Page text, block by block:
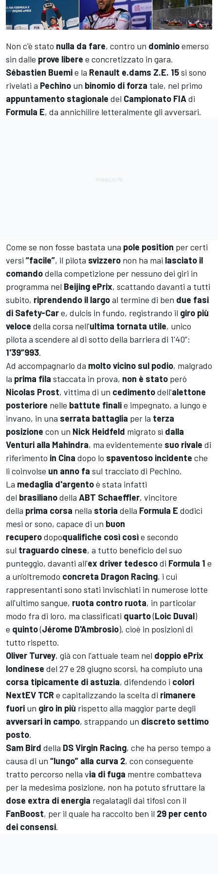
Non c'è stato nulla da fare, contro un dominioemerso
sin dalle prove libere e concretizzato in gara.
Sébastien Buemie la Renault e.dams Z.E. 15si sono
rivelati a Pechino un binomio di forza tale, nel primo
appuntamento stagionale del Campionato FIAdi
Formula E, da annichilire letteralmente gli avversari.
Come se non fosse bastata una pole position per certi
versi “facile”, il pilota svizzero non ha mai lasciato il
comandodella competizione per nessuno dei giri in
programma nel Beijing ePrix, scattando davanti a tutti
subito, riprendendo il largoal termine di ben due fasi
di Safety-Care, dulcis in fundo, registrando il giro più
veloce della corsa nell'ultima tornata utile, unico
pilota a scendere al di sotto della barriera di 1'40”:
1'39”993.
Ad accompagnarlo da molto vicino sul podio, malgrado
la prima fila staccata in prova, non è stato però
Nicolas Prost, vittima di un cedimentodell'alettone
posteriore nelle battute finalie impegnato, a lungo e
invano, in una serrata battaglia per la terza
posizione con un Nick Heidfeld migrato sì dalla
Venturi alla Mahindra, ma evidentemente suo rivale di
riferimento in Cina dopo lo spaventoso incidente che
li coinvolse un anno fa sul tracciato di Pechino.
La medaglia d'argentoè stata infatti
del brasilianodella ABT Schaeffler, vincitore
della prima corsa nella storia della Formula E dodici
mesi or sono, capace di un buon
recuperodopoqualifiche così cosìe secondo
sul traguardo cinese, a tutto beneficio del suo
punteggio, davanti all'ex driver tedescodi Formula 1 e
a un'oltremodo concreta Dragon Racing, i cui
rappresentanti sono stati invischiati in numerose lotte
all'ultimo sangue, ruota contro ruota, in particolar
modo fra di loro, ma classificati quarto(Loic Duval)
e quinto(Jérome D'Ambrosio), cioè in posizioni di
tutto rispetto.
Oliver Turvey, già con l'attuale team nel doppio ePrix
londinese del 27 e 28 giugno scorsi, ha compiuto una
corsa tipicamente di astuzia, difendendo i colori
NextEV TCR e capitalizzando la scelta di rimanere
fuori un giro in più rispetto alla maggior parte degli
avversari in campo, strappando un discreto settimo
posto.
Sam Bird della DS Virgin Racing, che ha perso tempo a
causa di un “lungo” alla curva 2, con conseguente
tratto percorso nella via di fuga mentre combatteva
per la medesima posizione, non ha potuto sfruttare la
dose extra di energia regalatagli dai tifosi con il
FanBoost, per il quale ha raccolto ben il 29 per cento
dei consensi.